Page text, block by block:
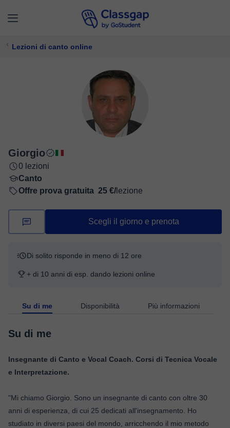
Lezioni di canto online
Giorgio
0 lezioni
Canto
Offre prova gratuita 25 €/ lezione
Scegli il giorno e prenota
Di solito risponde in meno di 12 ore
+ di 10 anni di esp. dando lezioni online
Su di me Disponibilità Più informazioni
Su di me
​ Insegnante di Canto e Vocal Coach. Corsi di Tecnica Vocale
e Interpretazione.
"Mi chiamo Giorgio. Sono un insegnante di canto con oltre 30
anni di esperienza, di cui 25 dedicati all'insegnamento. Ho
studiato in diversi paesi del mondo, arricchendo il mio metodo